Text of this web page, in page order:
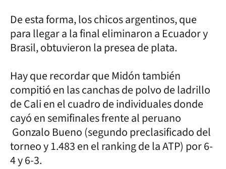
De esta forma, los chicos argentinos, que
para llegar a la final eliminaron a Ecuador y
Brasil, obtuvieron la presea de plata.
Hay que recordar que Midón también
compitió en las canchas de polvo de ladrillo
de Cali en el cuadro de individuales donde
cayó en semifinales frente al peruano
Gonzalo Bueno (segundo preclasificado del
torneo y 1.483 en el ranking de la ATP) por 6-
4 y 6-3.